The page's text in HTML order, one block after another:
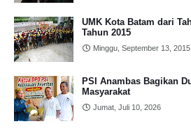
UMK Kota Batam dari
Tahun 2015
Minggu, September 13, 2015
PSI Anambas Bagikan
Masyarakat
Jumat, Juli 10, 2026